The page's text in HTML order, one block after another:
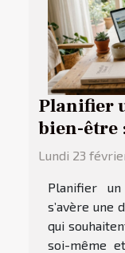
Planifier
bien-être
Lundi 23
Planifier
s’avère une
qui
soi-même